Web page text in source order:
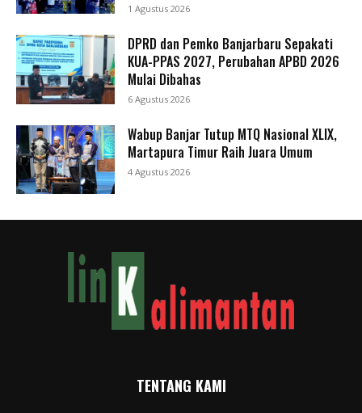
1 Agustus 2026
DPRD dan Pemko Banjarbaru Sepakati
KUA-PPAS 2027, Perubahan APBD 2026
Mulai Dibahas
6 Agustus 2026
Wabup Banjar Tutup MTQ Nasional XLIX,
Martapura Timur Raih Juara Umum
4 Agustus 2026
TENTANG KAMI